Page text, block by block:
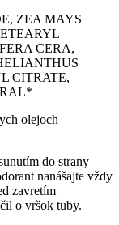
ZEA MAYS
CERA,
CITRATE,
olejoch
do strany
nanášajte vždy
zavretím
o vršok tuby.